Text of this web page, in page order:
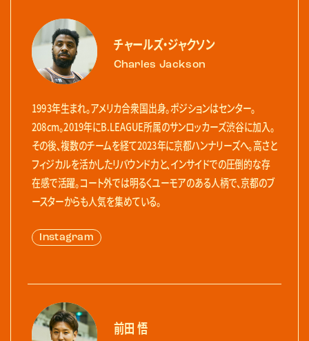
チャールズ・ジャクソン
Charles Jackson
1993年生まれ。アメリカ合衆国出身。ポジションはセンター。
208cm。2019年にB.LEAGUE所属のサンロッカーズ渋谷に加入。
その後、複数のチームを経て2023年に京都ハンナリーズへ。高さと
フィジカルを活かしたリバウンド力と、インサイドでの圧倒的な存
在感で活躍。コート外では明るくユーモアのある人柄で、京都のブ
ースターからも人気を集めている。
Instagram
前田 悟